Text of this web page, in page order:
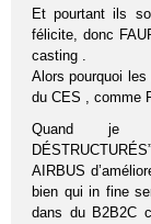
Et pourtant ils
félicite, donc
casting .
Alors pourquoi
du CES , comme
Quand je
AIRBUS
bien qui in fine
dans du B2B2C